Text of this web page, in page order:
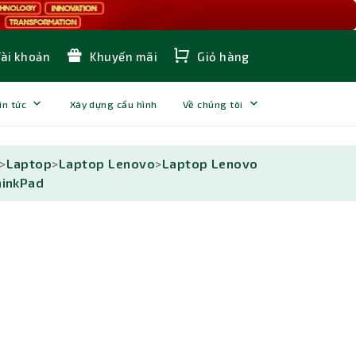
khoản Khuyến mãi Giỏ hàng
tức Xây dựng cấu hình Về chúng tôi
>Laptop>Laptop Lenovo>Laptop Lenovo